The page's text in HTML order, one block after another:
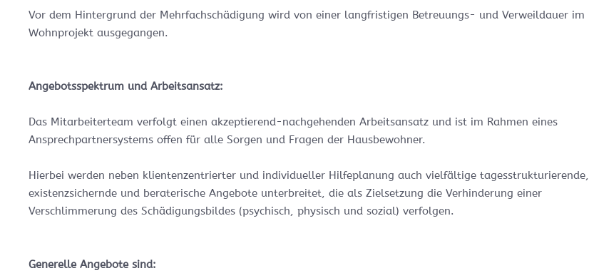
Vor dem Hintergrund der Mehrfachschädigung wird von einer langfristigen Betreuungs- und Verweildauer im
Wohnprojekt ausgegangen.
Angebotsspektrum und Arbeitsansatz:
Das Mitarbeiterteam verfolgt einen akzeptierend-nachgehenden Arbeitsansatz und ist im Rahmen eines
Ansprechpartnersystems offen für alle Sorgen und Fragen der Hausbewohner.
Hierbei werden neben klientenzentrierter und individueller Hilfeplanung auch vielfältige tagesstrukturierende,
existenzsichernde und beraterische Angebote unterbreitet, die als Zielsetzung die Verhinderung einer
Verschlimmerung des Schädigungsbildes (psychisch, physisch und sozial) verfolgen.
Generelle Angebote sind: